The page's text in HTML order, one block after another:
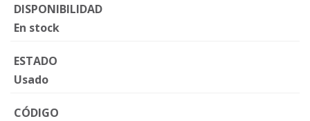
DISPONIBILIDAD
En stock
ESTADO
Usado
CÓDIGO